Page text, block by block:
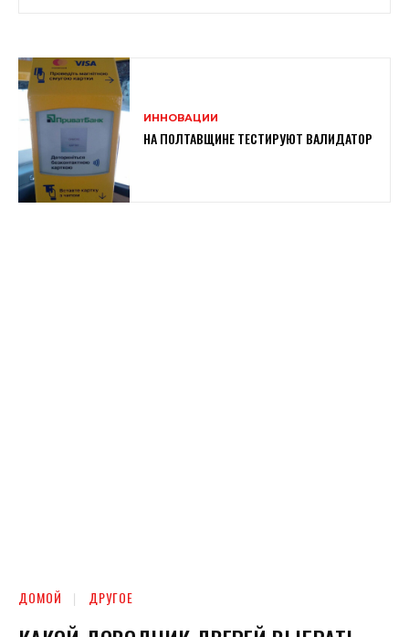
ИННОВАЦИИ
НА ПОЛТАВЩИНЕ ТЕСТИРУЮТ ВАЛИДАТОР